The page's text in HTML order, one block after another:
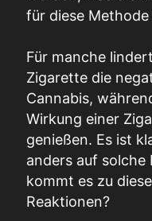
für diese
Für manche
Zigarette die
Cannabis,
Wirkung einer
genießen. Es ist
anders auf solche
kommt es zu
Reaktionen?